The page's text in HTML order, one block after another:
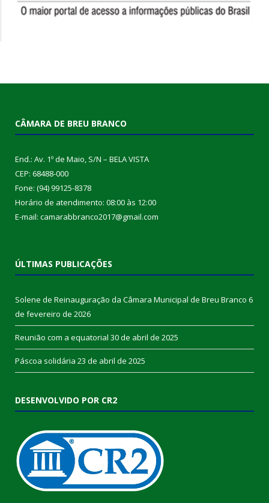
CÂMARA DE BREU BRANCO
End.: Av. 1º de Maio, S/N – BELA VISTA
CEP: 68488-000
Fone: (94) 99125-8378
Horário de atendimento: 08:00 às 12:00
E-mail: camarabbranco2017@gmail.com
ÚLTIMAS PUBLICAÇÕES
Solene de Reinauguração da Câmara Municipal de Breu Branco 6
de fevereiro de 2026
Reunião com a equatorial 30 de abril de 2025
Páscoa solidária 23 de abril de 2025
DESENVOLVIDO POR CR2